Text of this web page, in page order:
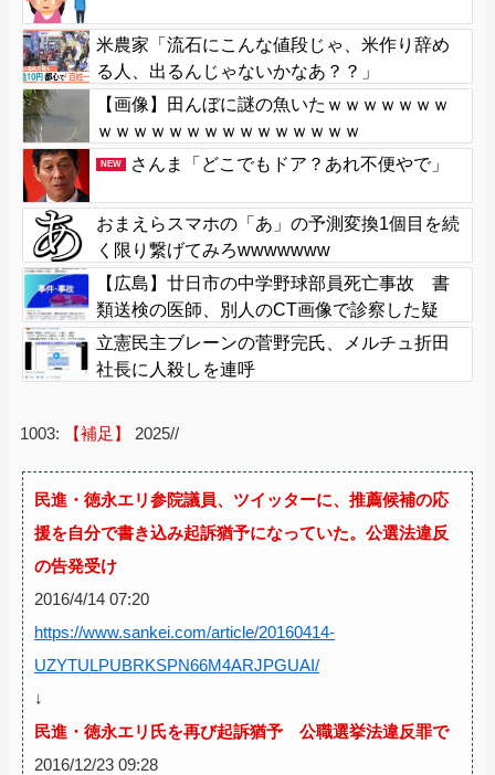
米農家「流石にこんな値段じゃ、米作り辞め
る人、出るんじゃないかなあ？？」
【画像】田んぼに謎の魚いたｗｗｗｗｗｗｗ
ｗｗｗｗｗｗｗｗｗｗｗｗｗｗｗ
NEW さんま「どこでもドア？あれ不便やで」
おまえらスマホの「あ」の予測変換1個目を続
く限り繋げてみろwwwwwww
【広島】廿日市の中学野球部員死亡事故 書
類送検の医師、別人のCT画像で診察した疑
い 頭部出血に気づかなかった可能性
立憲民主ブレーンの菅野完氏、メルチュ折田
社長に人殺しを連呼
1003: 【補足】 2025//
民進・徳永エリ参院議員、ツイッターに、推薦候補の応
援を自分で書き込み起訴猶予になっていた。公選法違反
の告発受け
2016/4/14 07:20
https://www.sankei.com/article/20160414-
UZYTULPUBRKSPN66M4ARJPGUAI/
↓
民進・徳永エリ氏を再び起訴猶予 公職選挙法違反罪で
2016/12/23 09:28